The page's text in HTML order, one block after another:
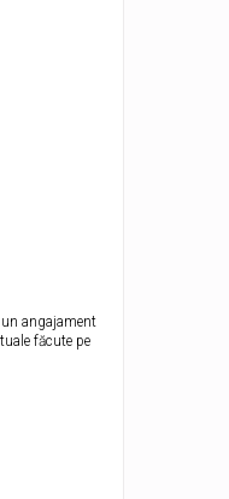
angajament
făcute pe